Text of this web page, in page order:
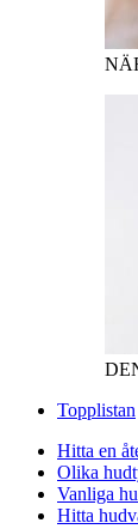
Topplistan
Hitta en
Olika
Vanliga
Hitta